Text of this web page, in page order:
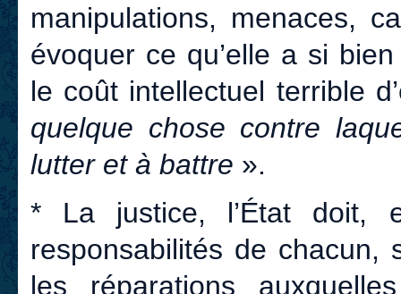
manipulations, menaces,
évoquer ce qu’elle a si
le coût intellectuel terrible
quelque chose contre
lutter et à battre ».
* La justice, l’État doit,
responsabilités de chacun,
les réparations